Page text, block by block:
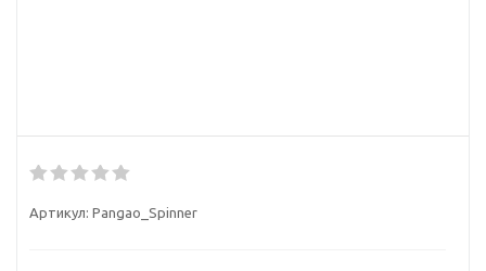
Артикул: Pangao_Spinner